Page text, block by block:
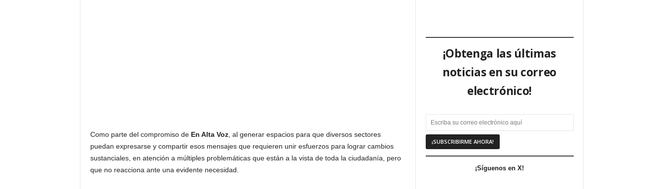
Como parte del compromiso de En Alta Voz, al generar espacios para que diversos sectores
puedan expresarse y compartir esos mensajes que requieren unir esfuerzos para lograr cambios
sustanciales, en atención a múltiples problemáticas que están a la vista de toda la ciudadanía, pero
que no reacciona ante una evidente necesidad.
¡Obtenga las últimas
noticias en su correo
electrónico!
¡Síguenos en X!